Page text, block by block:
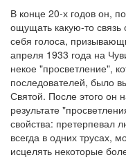
В конце 20-х годов он,
ощущать какую-то связь
себя голоса,
апреля 1933 года на
некое "просветление",
последователей, было
Святой. После этого он
результате
свойства: претерпевал
всегда в одних трусах,
исцелять некоторые